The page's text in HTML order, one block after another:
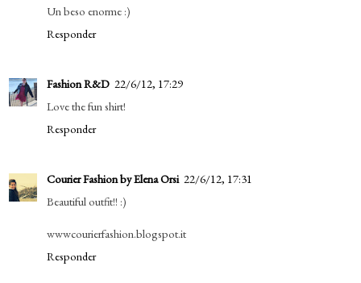
Un beso enorme :)
Responder
Fashion R&D 22/6/12, 17:29
Love the fun shirt!
Responder
Courier Fashion by Elena Orsi 22/6/12, 17:31
Beautiful outfit!! :)
wwwcourierfashion.blogspot.it
Responder